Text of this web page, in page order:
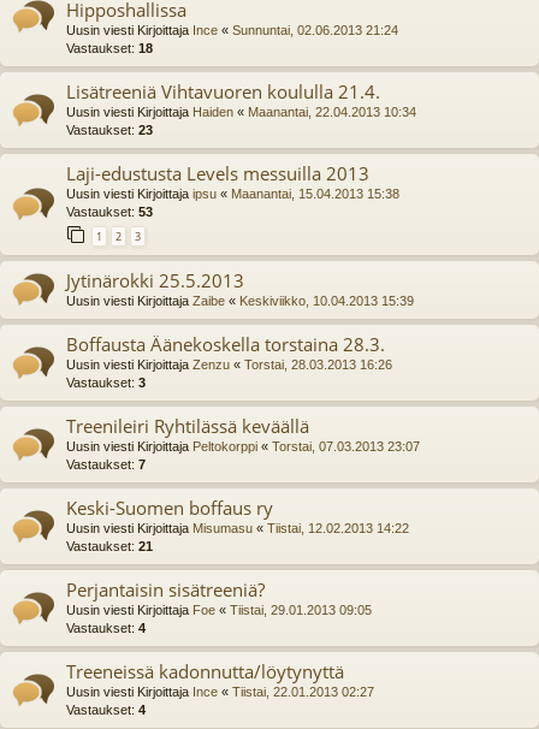
Hipposhallissa
Uusin viesti Kirjoittaja Ince « Sunnuntai, 02.06.2013 21:24
Vastaukset: 18
Lisätreeniä Vihtavuoren koululla 21.4.
Uusin viesti Kirjoittaja Haiden « Maanantai, 22.04.2013 10:34
Vastaukset: 23
Laji-edustusta Levels messuilla 2013
Uusin viesti Kirjoittaja ipsu « Maanantai, 15.04.2013 15:38
Vastaukset: 53
1 2 3
Jytinärokki 25.5.2013
Uusin viesti Kirjoittaja Zaibe « Keskiviikko, 10.04.2013 15:39
Boffausta Äänekoskella torstaina 28.3.
Uusin viesti Kirjoittaja Zenzu « Torstai, 28.03.2013 16:26
Vastaukset: 3
Treenileiri Ryhtilässä keväällä
Uusin viesti Kirjoittaja Peltokorppi « Torstai, 07.03.2013 23:07
Vastaukset: 7
Keski-Suomen boffaus ry
Uusin viesti Kirjoittaja Misumasu « Tiistai, 12.02.2013 14:22
Vastaukset: 21
Perjantaisin sisätreeniä?
Uusin viesti Kirjoittaja Foe « Tiistai, 29.01.2013 09:05
Vastaukset: 4
Treeneissä kadonnutta/löytynyttä
Uusin viesti Kirjoittaja Ince « Tiistai, 22.01.2013 02:27
Vastaukset: 4